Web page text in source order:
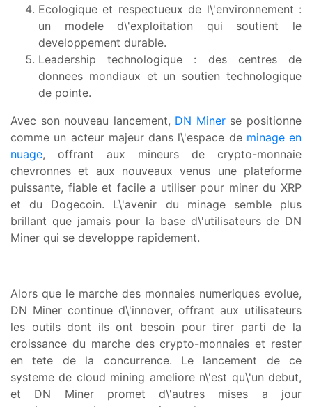
Ecologique et respectueux de l\'environnement :
un modele d\'exploitation qui soutient le
developpement durable.
Leadership technologique : des centres de
donnees mondiaux et un soutien technologique
de pointe.
Avec son nouveau lancement, DN Minerse positionne
comme un acteur majeur dans l\'espace de minage en
nuage, offrant aux mineurs de crypto-monnaie
chevronnes et aux nouveaux venus une plateforme
puissante, fiable et facile a utiliser pour miner du XRP
et du Dogecoin. L\'avenir du minage semble plus
brillant que jamais pour la base d\'utilisateurs de DN
Miner qui se developpe rapidement.
Alors que le marche des monnaies numeriques evolue,
DN Miner continue d\'innover, offrant aux utilisateurs
les outils dont ils ont besoin pour tirer parti de la
croissance du marche des crypto-monnaies et rester
en tete de la concurrence. Le lancement de ce
systeme de cloud mining ameliore n\'est qu\'un debut,
et DN Miner promet d\'autres mises a jour